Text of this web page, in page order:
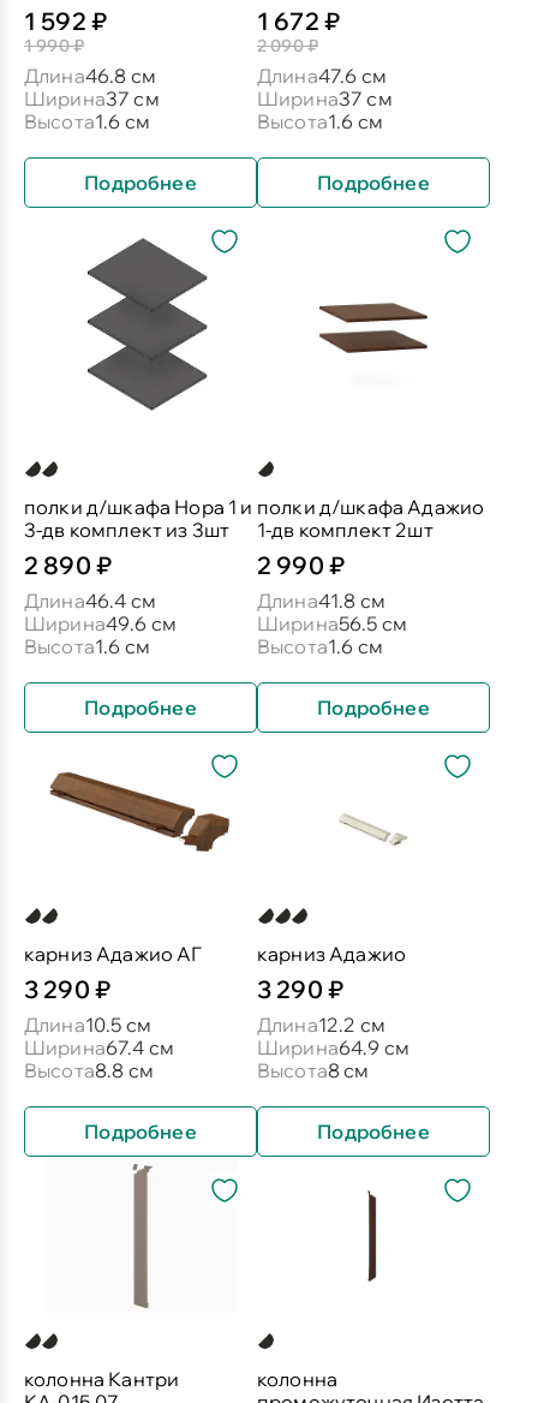
1 592 ₽
1 990 ₽
Длина46.8 см
Ширина37 см
Высота1.6 см
Подробнее
1 672 ₽
2 090 ₽
Длина47.6 см
Ширина37 см
Высота1.6 см
Подробнее
полки д/шкафа Нора 1 и
3-дв комплект из 3шт
2 890 ₽
Длина46.4 см
Ширина49.6 см
Высота1.6 см
Подробнее
полки д/шкафа Адажио
1-дв комплект 2шт
2 990 ₽
Длина41.8 см
Ширина56.5 см
Высота1.6 см
Подробнее
карниз Адажио АГ
3 290 ₽
Длина10.5 см
Ширина67.4 см
Высота8.8 см
Подробнее
карниз Адажио
3 290 ₽
Длина12.2 см
Ширина64.9 см
Высота8 см
Подробнее
колонна Кантри
колонна